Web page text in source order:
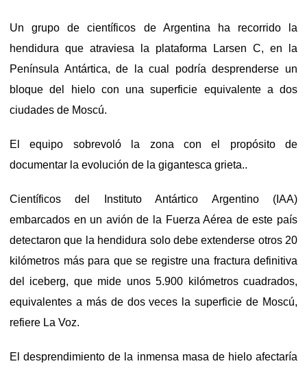
Un grupo de científicos de Argentina ha recorrido la
hendidura que atraviesa la plataforma Larsen C, en la
Península Antártica, de la cual podría desprenderse un
bloque del hielo con una superficie equivalente a dos
ciudades de Moscú.
El equipo sobrevoló la zona con el propósito de
documentar la evolución de la gigantesca grieta..
Científicos del Instituto Antártico Argentino (IAA)
embarcados en un avión de la Fuerza Aérea de este país
detectaron que la hendidura solo debe extenderse otros 20
kilómetros más para que se registre una fractura definitiva
del iceberg, que mide unos 5.900 kilómetros cuadrados,
equivalentes a más de dos veces la superficie de Moscú,
refiere La Voz.
El desprendimiento de la inmensa masa de hielo afectaría